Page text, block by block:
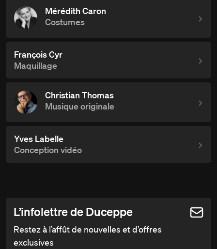
Mérédith Caron
Costumes
François Cyr
Maquillage
Christian Thomas
Musique originale
Yves Labelle
Conception vidéo
L’infolettre de Duceppe
Restez à l’affût de nouvelles et d’offres
exclusives